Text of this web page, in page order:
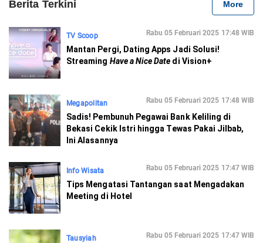
Berita Terkini More
TV Scoop Rabu 05 Februari 2025 17:48 WIB
Mantan Pergi, Dating Apps Jadi Solusi!
Streaming Have a Nice Date di Vision+
Megapolitan Rabu 05 Februari 2025 17:48 WIB
Sadis! Pembunuh Pegawai Bank Keliling di
Bekasi Cekik Istri hingga Tewas Pakai Jilbab,
Ini Alasannya
Info Wisata Rabu 05 Februari 2025 17:47 WIB
Tips Mengatasi Tantangan saat Mengadakan
Meeting di Hotel
Tausyiah Rabu 05 Februari 2025 17:47 WIB